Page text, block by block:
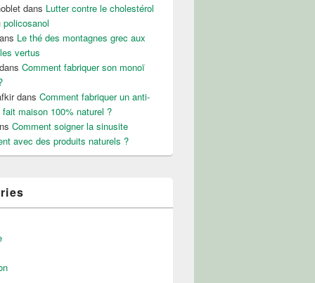
dans Lutter contre le cholestérol
policosanol
Le thé des montagnes grec aux
vertus
dans Comment fabriquer son monoï
dans Comment fabriquer un anti-
maison 100% naturel ?
Comment soigner la sinusite
avec des produits naturels ?